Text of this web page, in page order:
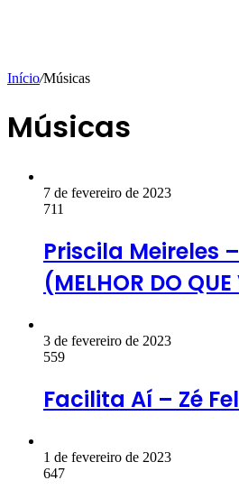
Início/Músicas
Músicas
7 de fevereiro de 2023
711
Priscila Meireles –
(MELHOR DO
3 de fevereiro de 2023
559
Facilita Aí – Zé
1 de fevereiro de 2023
647